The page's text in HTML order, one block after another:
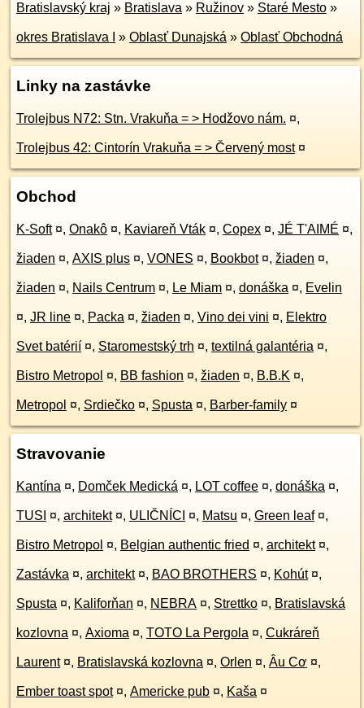
Bratislavský kraj » Bratislava » Ružinov » Staré Mesto »
okres Bratislava I » Oblasť Dunajská » Oblasť Obchodná
Linky na zastávke
Trolejbus N72: Stn. Vrakuňa = > Hodžovo nám. ¤,
Trolejbus 42: Cintorín Vrakuňa = > Červený most ¤
Obchod
K-Soft ¤, Onakô ¤, Kaviareň Vták ¤, Copex ¤, JÉ T'AIMÉ ¤,
žiaden ¤, AXIS plus ¤, VONES ¤, Bookbot ¤, žiaden ¤,
žiaden ¤, Nails Centrum ¤, Le Miam ¤, donáška ¤, Evelin
¤, JR line ¤, Packa ¤, žiaden ¤, Vino dei vini ¤, Elektro
Svet batérií ¤, Staromestský trh ¤, textilná galantéria ¤,
Bistro Metropol ¤, BB fashion ¤, žiaden ¤, B.B.K ¤,
Metropol ¤, Srdiečko ¤, Spusta ¤, Barber-family ¤
Stravovanie
Kantína ¤, Domček Medická ¤, LOT coffee ¤, donáška ¤,
TUSI ¤, architekt ¤, ULIČNÍCI ¤, Matsu ¤, Green leaf ¤,
Bistro Metropol ¤, Belgian authentic fried ¤, architekt ¤,
Zastávka ¤, architekt ¤, BAO BROTHERS ¤, Kohút ¤,
Spusta ¤, Kaliforňan ¤, NEBRA ¤, Strettko ¤, Bratislavská
kozlovna ¤, Axioma ¤, TOTO La Pergola ¤, Cukráreň
Laurent ¤, Bratislavská kozlovna ¤, Orlen ¤, Âu Cơ ¤,
Ember toast spot ¤, Americke pub ¤, Kaša ¤